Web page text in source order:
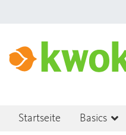
Startseite Basics